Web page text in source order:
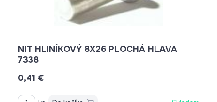
NIT HLINÍKOVÝ 8X26 PLOCHÁ HLAVA
7338
0,41 €